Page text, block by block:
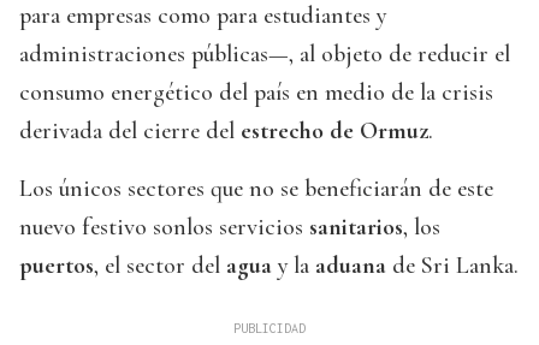
para empresas como para estudiantes y
administraciones públicas—, al objeto de reducir el
consumo energético del país en medio de la crisis
derivada del cierre del estrecho de Ormuz.
Los únicos sectores que no se beneficiarán de este
nuevo festivo sonlos servicios sanitarios, los
puertos, el sector del agua y la aduana de Sri Lanka.